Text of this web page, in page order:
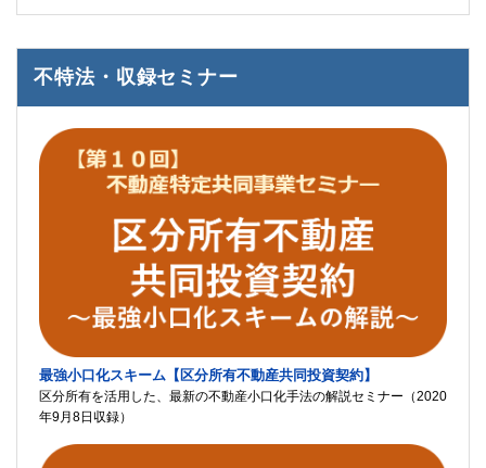
不特法・収録セミナー
最強小口化スキーム【区分所有不動産共同投資契約】
区分所有を活用した、最新の不動産小口化手法の解説セミナー（2020
年9月8日収録）